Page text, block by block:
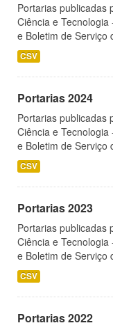
Portarias publicadas
Ciência e
e Boletim de Serviço
CSV
Portarias 2024
Portarias publicadas
Ciência e
e Boletim de Serviço
CSV
Portarias 2023
Portarias publicadas
Ciência e
e Boletim de Serviço
CSV
Portarias 2022